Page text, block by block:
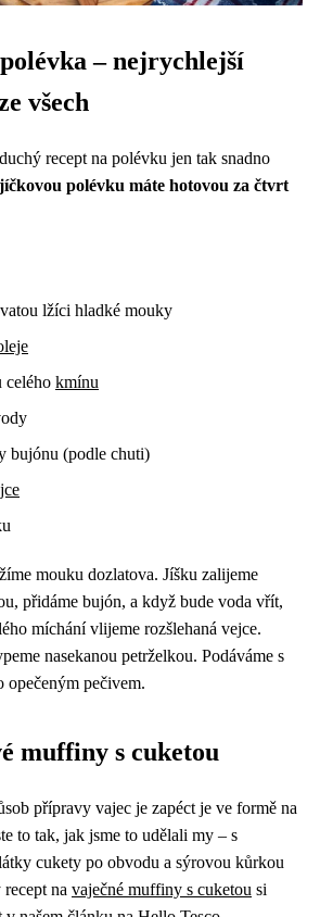
– nejrychlejší
všech
recept na polévku jen tak snadno
polévku máte hotovou za čtvrt
lžíci hladké mouky
celého kmínu
bujónu (podle chuti)
mouku dozlatova. Jíšku zalijeme
přidáme bujón, a když bude voda vřít,
míchání vlijeme rozšlehaná vejce.
nasekanou petrželkou. Podáváme s
opečeným pečivem.
muffiny s cuketou
přípravy vajec je zapéct je ve formě na
to tak, jak jsme to udělali my – s
cukety po obvodu a sýrovou kůrkou
na vaječné muffiny s cuketou si